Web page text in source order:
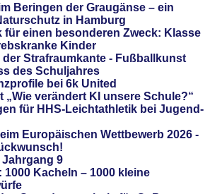
Beringen der Graugänse – ein
in Hamburg
für einen besonderen Zweck: Klasse
Kinder
Strafraumkante - Fußballkunst
des Schuljahres
bei 6k United
„Wie verändert KI unsere Schule?“
für HHS-Leichtathletik bei Jugend-
Europäischen Wettbewerb 2026 -
9
Kacheln – 1000 kleine